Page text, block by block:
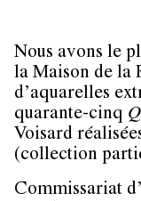
Nous avons le
la Maison de la
d’aquarelles
quarante-cinq
Voisard
(collection
Commissariat